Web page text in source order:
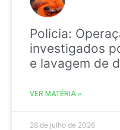
Policia:
investigados
e lavagem de
VER MATÉRIA »
28 de julho de 2026